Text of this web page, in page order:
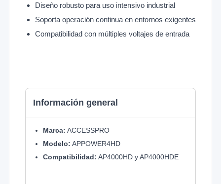
Diseño robusto para uso intensivo industrial
Soporta operación continua en entornos exigentes
Compatibilidad con múltiples voltajes de entrada
Información general
Marca: ACCESSPRO
Modelo: APPOWER4HD
Compatibilidad: AP4000HD y AP4000HDE